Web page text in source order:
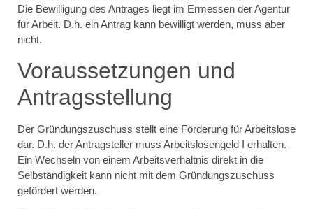
Die Bewilligung des Antrages liegt im Ermessen der Agentur
für Arbeit. D.h. ein Antrag kann bewilligt werden, muss aber
nicht.
Voraussetzungen und
Antragsstellung
Der Gründungszuschuss stellt eine Förderung für Arbeitslose
dar. D.h. der Antragsteller muss Arbeitslosengeld I erhalten.
Ein Wechseln von einem Arbeitsverhältnis direkt in die
Selbständigkeit kann nicht mit dem Gründungszuschuss
gefördert werden.